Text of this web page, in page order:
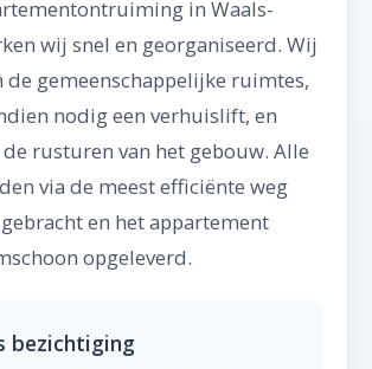
in Waals-
wij snel en georganiseerd. Wij
de gemeenschappelijke ruimtes,
nodig een verhuislift, en
rusturen van het gebouw. Alle
via de meest efficiënte weg
en het appartement
opgeleverd.
bezichtiging